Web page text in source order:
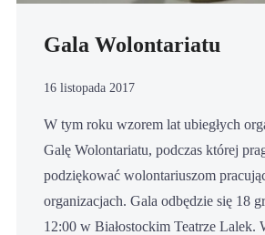
Gala Wolontariatu
16 listopada 2017
W tym roku wzorem lat ubiegłych
Galę Wolontariatu, podczas której
podziękować wolontariuszom
organizacjach. Gala odbędzie się 18
12:00 w Białostockim Teatrze Lalek.